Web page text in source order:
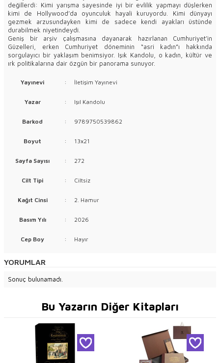
değillerdi: Kimi yarışma sayesinde iyi bir evlilik yapmayı düşlerken
kimi de Hollywood’da oyunculuk hayali kuruyordu. Kimi dünyayı
gezmek arzusundayken kimi de sadece kendi ayakları üstünde
durabilmek niyetindeydi.
Geniş bir arşiv çalışmasına dayanarak hazırlanan Cumhuriyet’in
Güzelleri, erken Cumhuriyet döneminin “asri kadın”ı hakkında
sorgulayıcı bir yaklaşım benimsiyor. Işık Kandolu, o kadın, kültür ve
ırk politikalarına dair özgün bir panorama sunuyor.
Yayınevi : İletişim Yayınevi
Yazar : Işıl Kandolu
Barkod : 9789750539862
Boyut : 13x21
Sayfa Sayısı : 272
Cilt Tipi : Ciltsiz
Kağıt Cinsi : 2. Hamur
Basım Yılı : 2026
Cep Boy : Hayır
YORUMLAR
Sonuç bulunamadı.
Bu Yazarın Diğer Kitapları